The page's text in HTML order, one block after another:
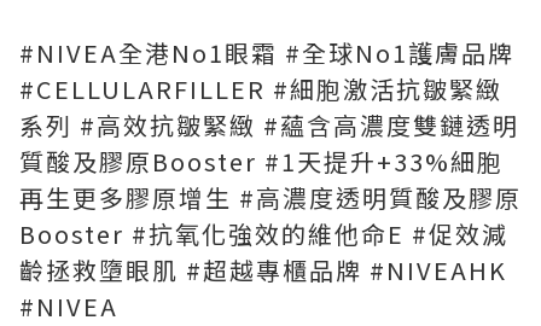
#NIVEA全港No1眼霜 #全球No1護膚品牌
#CELLULARFILLER #細胞激活抗皺緊緻
系列 #高效抗皺緊緻 #蘊含高濃度雙鏈透明
質酸及膠原Booster #1天提升+33%細胞
再生更多膠原增生 #高濃度透明質酸及膠原
Booster #抗氧化強效的維他命E #促效減
齡拯救墮眼肌 #超越專櫃品牌 #NIVEAHK
#NIVEA